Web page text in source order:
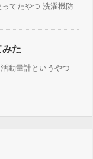
てたやつ 洗濯機防
た
動量計というやつ